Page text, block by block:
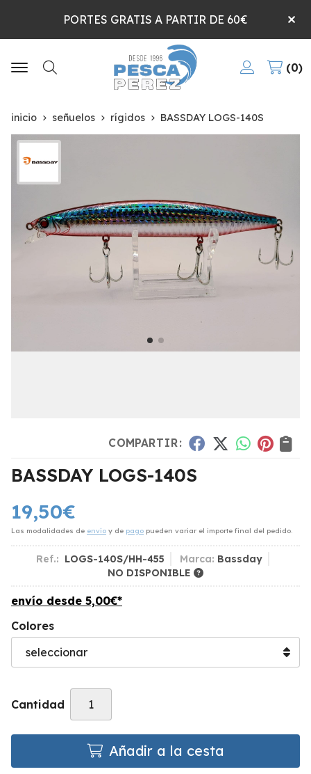
PORTES GRATIS A PARTIR DE 60€
Buscar
0
inicio señuelos rígidos BASSDAY LOGS-140S
COMPARTIR:
BASSDAY LOGS-140S
19,50€
Las modalidades de envío y de pago pueden variar el importe final del pedido.
Ref.: LOGS-140S/HH-455 Marca: Bassday
NO DISPONIBLE
envío desde 5,00€*
Colores
Cantidad
Añadir a la cesta